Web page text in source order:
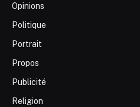
Opinions
Politique
Portrait
Propos
Publicité
Religion